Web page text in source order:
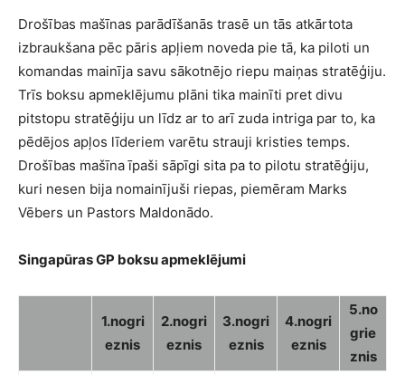
Drošības mašīnas parādīšanās trasē un tās atkārtota
izbraukšana pēc pāris apļiem noveda pie tā, ka piloti un
komandas mainīja savu sākotnējo riepu maiņas stratēģiju.
Trīs boksu apmeklējumu plāni tika mainīti pret divu
pitstopu stratēģiju un līdz ar to arī zuda intriga par to, ka
pēdējos apļos līderiem varētu strauji kristies temps.
Drošības mašīna īpaši sāpīgi sita pa to pilotu stratēģiju,
kuri nesen bija nomainījuši riepas, piemēram Marks
Vēbers un Pastors Maldonādo.
Singapūras GP boksu apmeklējumi
1.nogri
eznis
2.nogri
eznis
3.nogri
eznis
4.nogri
eznis
5.no
grie
znis